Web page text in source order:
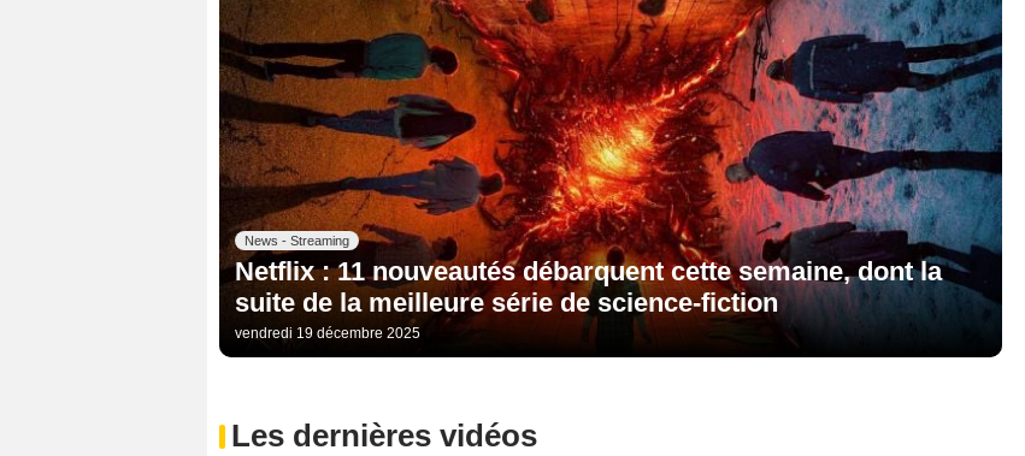
News - Streaming
Netflix : 11 nouveautés débarquent cette semaine, dont la
suite de la meilleure série de science-fiction
vendredi 19 décembre 2025
Les dernières vidéos